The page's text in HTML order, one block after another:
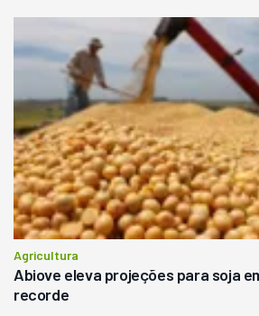
Agricultura
Abiove eleva projeções para soja
recorde